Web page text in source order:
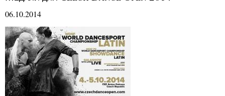
06.10.2014